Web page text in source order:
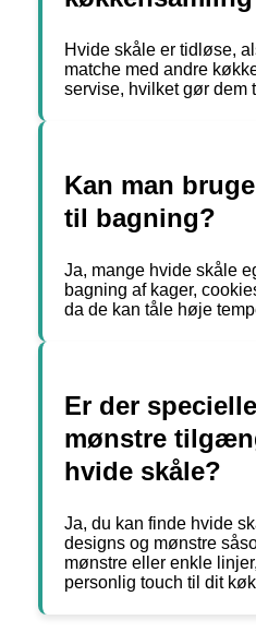
Hvide skåle er tidløse,
matche med andre
servise, hvilket gør dem
Kan man
til bagning?
Ja, mange hvide skåle
bagning af kager,
da de kan tåle høje
Er der
mønstre
hvide skåle?
Ja, du kan finde hvide
designs og mønstre
mønstre eller enkle
personlig touch til dit